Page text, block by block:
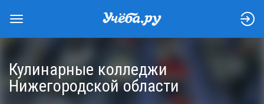
Кулинарные колледжи
Нижегородской области